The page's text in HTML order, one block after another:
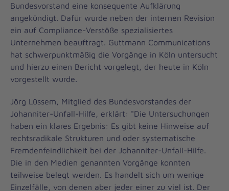
Bundesvorstand eine konsequente Aufklärung
angekündigt. Dafür wurde neben der internen Revision
ein auf Compliance-Verstöße spezialisiertes
Unternehmen beauftragt. Guttmann Communications
hat schwerpunktmäßig die Vorgänge in Köln untersucht
und hierzu einen Bericht vorgelegt, der heute in Köln
vorgestellt wurde.
Jörg Lüssem, Mitglied des Bundesvorstandes der
Johanniter-Unfall-Hilfe, erklärt: "Die Untersuchungen
haben ein klares Ergebnis: Es gibt keine Hinweise auf
rechtsradikale Strukturen und oder systematische
Fremdenfeindlichkeit bei der Johanniter-Unfall-Hilfe.
Die in den Medien genannten Vorgänge konnten
teilweise belegt werden. Es handelt sich um wenige
Einzelfälle, von denen aber jeder einer zu viel ist. Der